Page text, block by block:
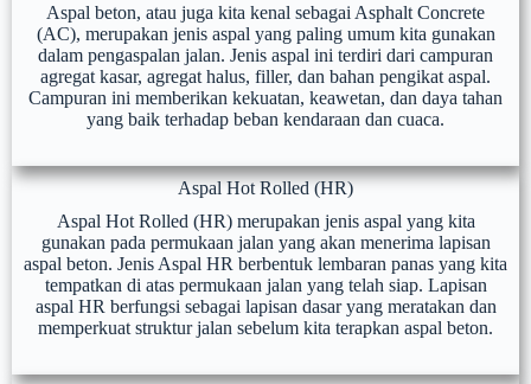
Aspal beton, atau juga kita kenal sebagai Asphalt Concrete
(AC), merupakan jenis aspal yang paling umum kita gunakan
dalam pengaspalan jalan. Jenis aspal ini terdiri dari campuran
agregat kasar, agregat halus, filler, dan bahan pengikat aspal.
Campuran ini memberikan kekuatan, keawetan, dan daya tahan
yang baik terhadap beban kendaraan dan cuaca.
Aspal Hot Rolled (HR)
Aspal Hot Rolled (HR) merupakan jenis aspal yang kita
gunakan pada permukaan jalan yang akan menerima lapisan
aspal beton. Jenis Aspal HR berbentuk lembaran panas yang kita
tempatkan di atas permukaan jalan yang telah siap. Lapisan
aspal HR berfungsi sebagai lapisan dasar yang meratakan dan
memperkuat struktur jalan sebelum kita terapkan aspal beton.